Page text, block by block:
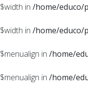
in /home/educo/
in /home/educo/
in /home/
in /home/